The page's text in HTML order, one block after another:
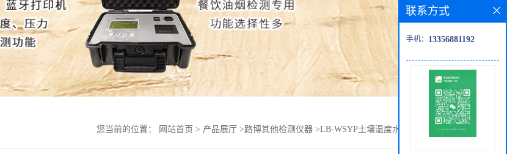
您当前的位置： 网站首页 > 产品展厅 >路博其他检测仪器 >LB-WSYP土壤温度水分盐分PH速测仪
联系方式
手机： 13356881192